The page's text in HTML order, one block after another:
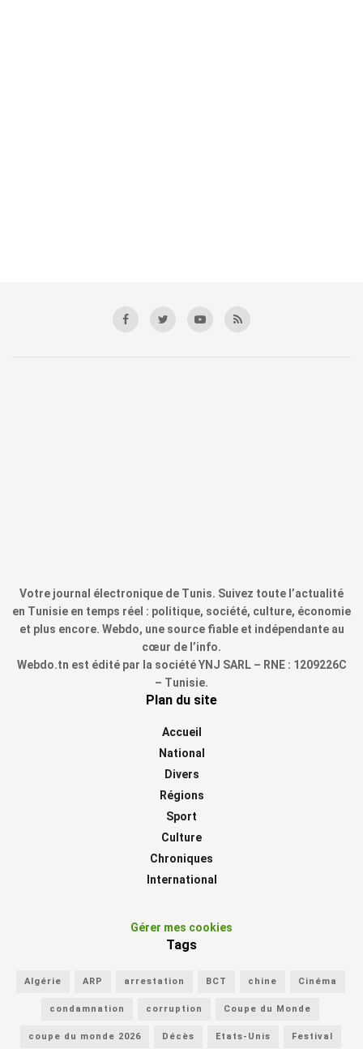
Votre journal électronique de Tunis. Suivez toute l’actualité
en Tunisie en temps réel : politique, société, culture, économie
et plus encore. Webdo, une source fiable et indépendante au
cœur de l’info.
Webdo.tn est édité par la société YNJ SARL – RNE : 1209226C
– Tunisie.
Plan du site
Accueil
National
Divers
Régions
Sport
Culture
Chroniques
International
Gérer mes cookies
Tags
Algérie ARP arrestation BCT chine Cinéma
condamnation corruption Coupe du Monde
coupe du monde 2026 Décès Etats-Unis Festival